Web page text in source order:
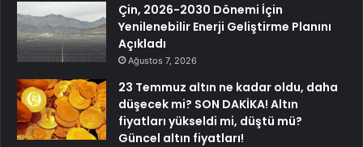
Çin, 2026-2030 Dönemi İçin
Yenilenebilir Enerji Geliştirme Planını
Açıkladı
Ağustos 7, 2026
23 Temmuz altın ne kadar oldu, daha
düşecek mi? SON DAKİKA! Altın
fiyatları yükseldi mi, düştü mü?
Güncel altın fiyatları!